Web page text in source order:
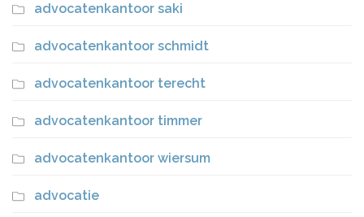
advocatenkantoor saki
advocatenkantoor schmidt
advocatenkantoor terecht
advocatenkantoor timmer
advocatenkantoor wiersum
advocatie